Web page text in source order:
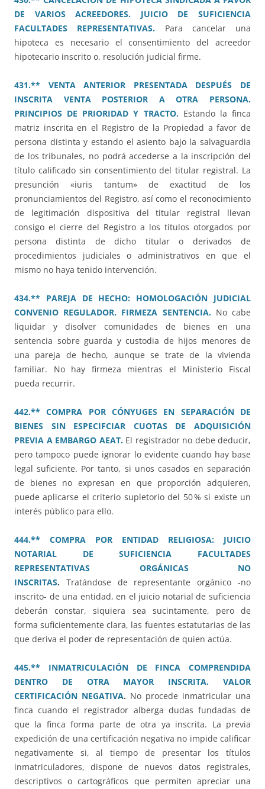
DE VARIOS ACREEDORES. JUICIO DE SUFICIENCIA
FACULTADES REPRESENTATIVAS. Para cancelar una
hipoteca es necesario el consentimiento del acreedor
hipotecario inscrito o, resolución judicial firme.
431.** VENTA ANTERIOR PRESENTADA DESPUÉS DE
INSCRITA VENTA POSTERIOR A OTRA PERSONA.
PRINCIPIOS DE PRIORIDAD Y TRACTO.Estando la finca
matriz inscrita en el Registro de la Propiedad a favor de
persona distinta y estando el asiento bajo la salvaguardia
de los tribunales, no podrá accederse a la inscripción del
título calificado sin consentimiento del titular registral. La
presunción «iuris tantum» de exactitud de los
pronunciamientos del Registro, así como el reconocimiento
de legitimación dispositiva del titular registral llevan
consigo el cierre del Registro a los títulos otorgados por
persona distinta de dicho titular o derivados de
procedimientos judiciales o administrativos en que el
mismo no haya tenido intervención.
434.** PAREJA DE HECHO: HOMOLOGACIÓN JUDICIAL
CONVENIO REGULADOR. FIRMEZA SENTENCIA.No cabe
liquidar y disolver comunidades de bienes en una
sentencia sobre guarda y custodia de hijos menores de
una pareja de hecho, aunque se trate de la vivienda
familiar. No hay firmeza mientras el Ministerio Fiscal
pueda recurrir.
442.** COMPRA POR CÓNYUGES EN SEPARACIÓN DE
BIENES SIN ESPECIFCIAR CUOTAS DE ADQUISICIÓN
PREVIA A EMBARGO AEAT.El registrador no debe deducir,
pero tampoco puede ignorar lo evidente cuando hay base
legal suficiente. Por tanto, si unos casados en separación
de bienes no expresan en que proporción adquieren,
puede aplicarse el criterio supletorio del 50 % si existe un
interés público para ello.
444.** COMPRA POR ENTIDAD RELIGIOSA: JUICIO
NOTARIAL DE SUFICIENCIA FACULTADES
REPRESENTATIVAS ORGÁNICAS NO
INSCRITAS. Tratándose de representante orgánico -no
inscrito- de una entidad, en el juicio notarial de suficiencia
deberán constar, siquiera sea sucintamente, pero de
forma suficientemente clara, las fuentes estatutarias de las
que deriva el poder de representación de quien actúa.
445.** INMATRICULACIÓN DE FINCA COMPRENDIDA
DENTRO DE OTRA MAYOR INSCRITA. VALOR
CERTIFICACIÓN NEGATIVA. No procede inmatricular una
finca cuando el registrador alberga dudas fundadas de
que la finca forma parte de otra ya inscrita. La previa
expedición de una certificación negativa no impide calificar
negativamente si, al tiempo de presentar los títulos
inmatriculadores, dispone de nuevos datos registrales,
descriptivos o cartográficos que permiten apreciar una